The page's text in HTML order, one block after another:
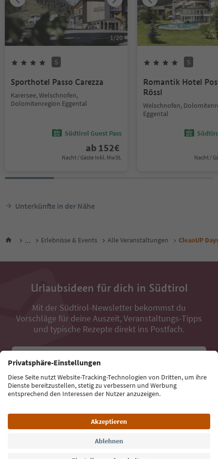
1/20
S
Sporthotel Passo Carezza
Karersee, Welschnofen,
Dolomitenregion Eggental
Südtirol Guest Pass
ab 152€
Nacht / Gäste Inkl. MwSt.
S
Romantik Hotel
Rössl
Welschnofen,
Eggental
Nacht /
Unterkünfte in der Nähe
... Erlebnisse & Events Alle Veranstaltungen CleanUP
Urlaubsideen für dich in Südtirol
Mit der Südtirol-Newsletter bekommst du
Vorschläge für deine Auszeit, Veranstaltungs-Tipps
und typische Rezepte direkt ins Postfach.
E-Mail Adresse
Jetzt anmelden